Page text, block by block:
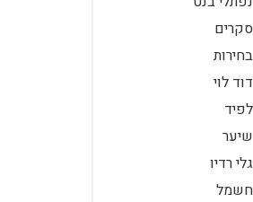
סקרים
בחירות
דוד לוי
לפיד
שיער
גלי רדיו
חשמל